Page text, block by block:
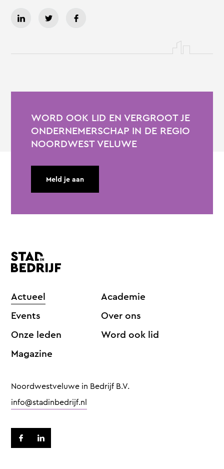
WORD OOK LID EN VERGROOT JE
ONDERNEMERSCHAP IN DE REGIO
NOORDWEST VELUWE
Meld je aan
Actueel
Events
Onze leden
Magazine
Academie
Over ons
Word ook lid
Noordwestveluwe in Bedrijf B.V.
info@stadinbedrijf.nl